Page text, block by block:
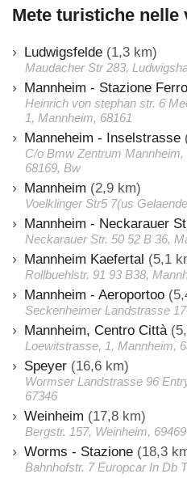
Mete turistiche nelle
Ludwigsfelde (1,3 km)
Maudacher Str 283,
Mannheim - Stazione
Heinrich von stephan str. 6
1, Mannheim, 68161
Manneheim - Inselstrasse
C/o Bmw Zentrum
68169, Bw
Mannheim (2,9 km)
Voelklinger Str5 7(us
Mannheim - Neckarauer
Neckarauer Str. 50 52 B 36,
Mannheim Kaefertal (5,1
Rollbuehlstr. 91 93 B38,
Mannheim - Aeroportoo
Seckenheimer Landstrasse
Mannheim, Centro Città
Loewitstrasse, 1, Mannheim,
Speyer (16,6 km)
Wormser Landstrasse 96
67346
Weinheim (17,8 km)
Bergstr. 157, Weinheim, 69469
Worms - Stazione (18,3
Bahnhofstr. 7 Europcar In Db